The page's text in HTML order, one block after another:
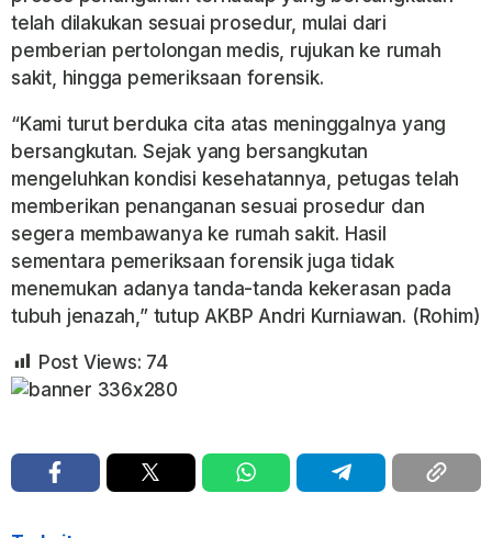
telah dilakukan sesuai prosedur, mulai dari
pemberian pertolongan medis, rujukan ke rumah
sakit, hingga pemeriksaan forensik.
“Kami turut berduka cita atas meninggalnya yang
bersangkutan. Sejak yang bersangkutan
mengeluhkan kondisi kesehatannya, petugas telah
memberikan penanganan sesuai prosedur dan
segera membawanya ke rumah sakit. Hasil
sementara pemeriksaan forensik juga tidak
menemukan adanya tanda-tanda kekerasan pada
tubuh jenazah,” tutup AKBP Andri Kurniawan. (Rohim)
Post Views: 74